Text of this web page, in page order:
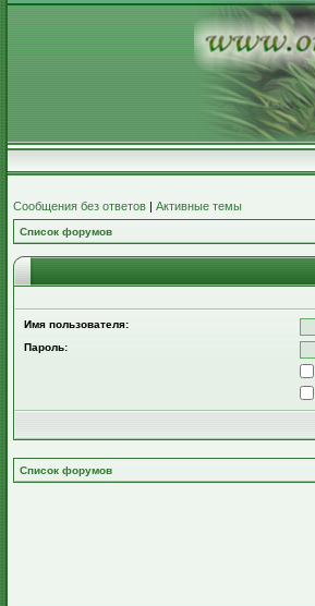
Сообщения без ответов | Активные темы
Список форумов
Имя пользователя:
Пароль:
Список форумов